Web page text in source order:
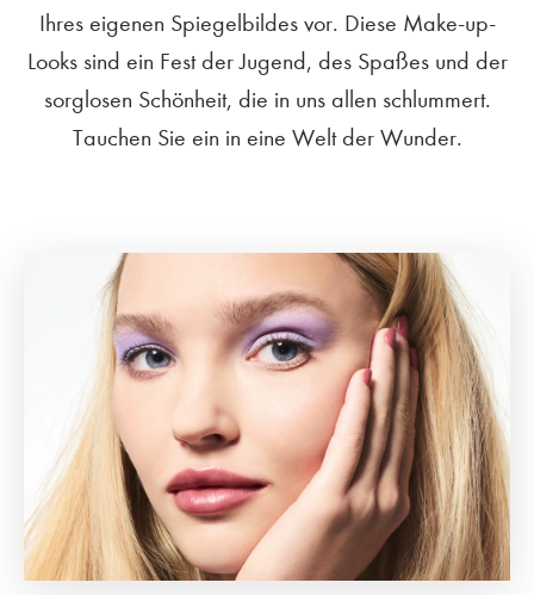
Ihres eigenen Spiegelbildes vor. Diese Make-up-
Looks sind ein Fest der Jugend, des Spaßes und der
sorglosen Schönheit, die in uns allen schlummert.
Tauchen Sie ein in eine Welt der Wunder.